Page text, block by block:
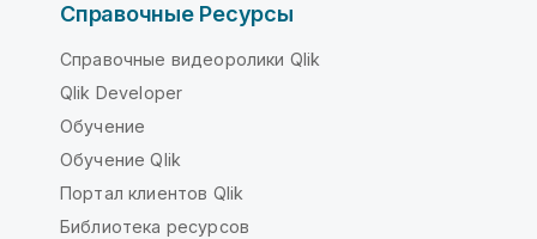
Справочные Ресурсы
Справочные видеоролики Qlik
Qlik Developer
Обучение
Обучение Qlik
Портал клиентов Qlik
Библиотека ресурсов